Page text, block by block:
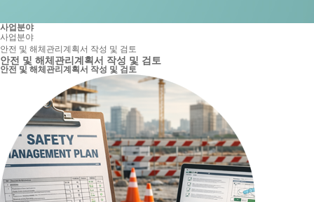
사업분야
사업분야
안전 및 해체관리계획서 작성 및 검토
안전 및 해체관리계획서 작성 및 검토
안전 및 해체관리계획서 작성 및 검토